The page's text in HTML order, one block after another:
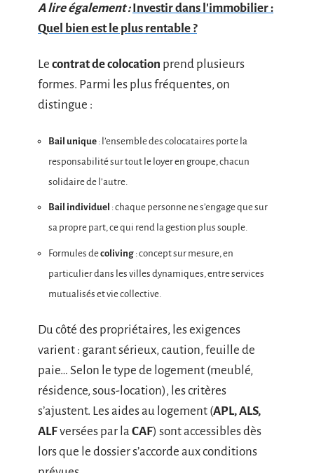
A lire également : Investir dans l'immobilier :
Quel bien est le plus rentable ?
Le contrat de colocation prend plusieurs
formes. Parmi les plus fréquentes, on
distingue :
Bail unique : l’ensemble des colocataires porte la
responsabilité sur tout le loyer en groupe, chacun
solidaire de l’autre.
Bail individuel : chaque personne ne s’engage que sur
sa propre part, ce qui rend la gestion plus souple.
Formules decoliving : concept sur mesure, en
particulier dans les villes dynamiques, entre services
mutualisés et vie collective.
Du côté des propriétaires, les exigences
varient : garant sérieux, caution, feuille de
paie… Selon le type de logement (meublé,
résidence, sous-location), les critères
s’ajustent. Les aides au logement (APL, ALS,
ALFversées par la CAF) sont accessibles dès
lors que le dossier s’accorde aux conditions